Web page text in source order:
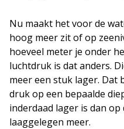
Nu maakt het voor de
hoog meer zit of op
hoeveel meter je onder
luchtdruk is dat anders.
meer een stuk lager. Dat
druk op een bepaalde
inderdaad lager is dan
laaggelegen meer.